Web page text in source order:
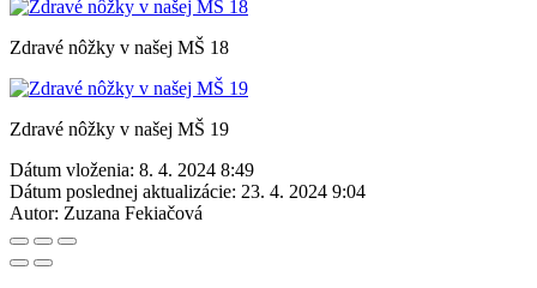
Zdravé nôžky v našej MŠ 18
Zdravé nôžky v našej MŠ 19
Dátum vloženia: 8. 4. 2024 8:49
Dátum poslednej aktualizácie: 23. 4. 2024 9:04
Autor: Zuzana Fekiačová